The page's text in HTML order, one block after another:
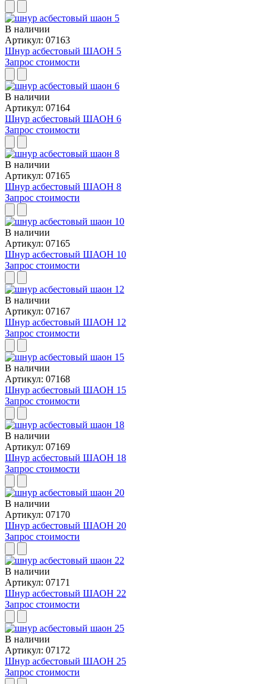
В наличии
Артикул: 07163
Шнур асбестовый ШАОН 5
Запрос стоимости
В наличии
Артикул: 07164
Шнур асбестовый ШАОН 6
Запрос стоимости
В наличии
Артикул: 07165
Шнур асбестовый ШАОН 8
Запрос стоимости
В наличии
Артикул: 07165
Шнур асбестовый ШАОН 10
Запрос стоимости
В наличии
Артикул: 07167
Шнур асбестовый ШАОН 12
Запрос стоимости
В наличии
Артикул: 07168
Шнур асбестовый ШАОН 15
Запрос стоимости
В наличии
Артикул: 07169
Шнур асбестовый ШАОН 18
Запрос стоимости
В наличии
Артикул: 07170
Шнур асбестовый ШАОН 20
Запрос стоимости
В наличии
Артикул: 07171
Шнур асбестовый ШАОН 22
Запрос стоимости
В наличии
Артикул: 07172
Шнур асбестовый ШАОН 25
Запрос стоимости